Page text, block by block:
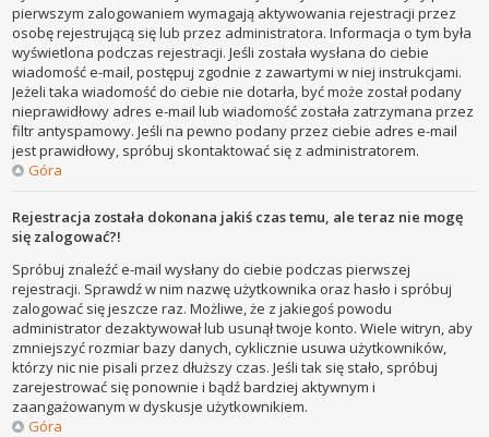
pierwszym zalogowaniem wymagają aktywowania rejestracji przez
osobę rejestrującą się lub przez administratora. Informacja o tym była
wyświetlona podczas rejestracji. Jeśli została wysłana do ciebie
wiadomość e-mail, postępuj zgodnie z zawartymi w niej instrukcjami.
Jeżeli taka wiadomość do ciebie nie dotarła, być może został podany
nieprawidłowy adres e-mail lub wiadomość została zatrzymana przez
filtr antyspamowy. Jeśli na pewno podany przez ciebie adres e-mail
jest prawidłowy, spróbuj skontaktować się z administratorem.
Góra
Rejestracja została dokonana jakiś czas temu, ale teraz nie mogę
się zalogować?!
Spróbuj znaleźć e-mail wysłany do ciebie podczas pierwszej
rejestracji. Sprawdź w nim nazwę użytkownika oraz hasło i spróbuj
zalogować się jeszcze raz. Możliwe, że z jakiegoś powodu
administrator dezaktywował lub usunął twoje konto. Wiele witryn, aby
zmniejszyć rozmiar bazy danych, cyklicznie usuwa użytkowników,
którzy nic nie pisali przez dłuższy czas. Jeśli tak się stało, spróbuj
zarejestrować się ponownie i bądź bardziej aktywnym i
zaangażowanym w dyskusje użytkownikiem.
Góra